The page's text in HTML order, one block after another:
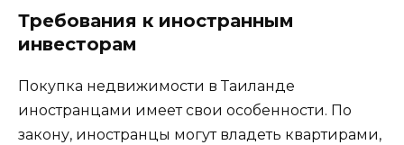
Требования к иностранным
инвесторам
Покупка недвижимости в Таиланде
иностранцами имеет свои особенности. По
закону, иностранцы могут владеть квартирами,